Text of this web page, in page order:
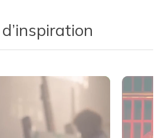
Use the previous and next